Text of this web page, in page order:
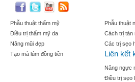
Phẫu thuật thẩm mỹ
Điều trị thẩm mỹ da
Nâng mũi đẹp
Tạo mà lúm đồng tiền
Phẫu thuật
Cách trị tàn
Các trị sẹo
Liên kết
Nâng ngực
Điều trị sẹo